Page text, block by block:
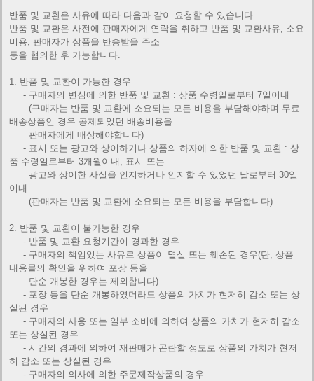
반품 및 교환은 사유에 따라 다음과 같이 요청할 수 있습니다.
반품 및 교환은 사전에 판매자에게 연락을 취하고 반품 및 교환사유, 소요
비용, 판매자가 상품을 반송받을 주소
등을 협의한 후 가능합니다.
1. 반품 및 교환이 가능한 경우
- 구매자의 변심에 의한 반품 및 교환 : 상품 수령일로부터 7일이내
(구매자는 반품 및 교환에 소요되는 모든 비용을 부담해야하며 무료
배송상품인 경우 공제되었던 배송비용을
판매자에게 배상해야합니다)
- 표시 또는 광고와 상이하거나 상품의 하자에 의한 반품 및 교환 : 상
품 수령일로부터 3개월이내, 표시 또는
광고와 상이한 사실을 인지하거나 인지할 수 있었던 날로부터 30일
이내
(판매자는 반품 및 교환에 소요되는 모든 비용을 부담합니다)
2. 반품 및 교환이 불가능한 경우
- 반품 및 교환 요청기간이 경과한 경우
- 구매자의 책임있는 사유로 상품이 멸실 또는 훼손된 경우(단, 상품
내용물의 확인을 위하여 포장 등을
단순 개봉한 경우는 제외합니다)
- 포장 등을 단순 개봉하였더라도 상품의 가치가 현저히 감소 또는 상
실된 경우
- 구매자의 사용 또는 일부 소비에 의하여 상품의 가치가 현저히 감소
또는 상실된 경우
- 시간의 경과에 의하여 재판매가 곤란할 정도로 상품의 가치가 현저
히 감소 또는 상실된 경우
- 구매자의 의사에 의한 주문제작상품의 경우